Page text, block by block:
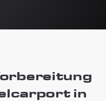
in